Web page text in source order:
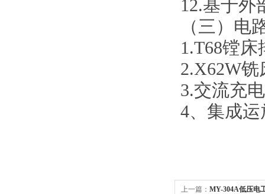
12.基于外
（三）电
1.T68镗床
2.X62W铣
3.交流充
4、集成
上一篇： MY-304A低压电